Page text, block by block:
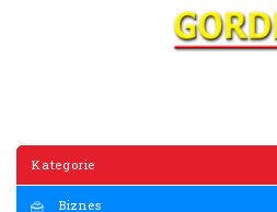
Kategorie
Biznes